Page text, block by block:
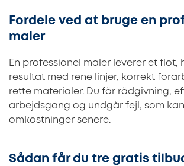
Fordele ved at bruge en
maler
En professionel maler leverer et flot,
resultat med rene linjer, korrekt
rette materialer. Du får rådgivning,
arbejdsgang og undgår fejl, som
omkostninger senere.
Sådan får du tre gratis